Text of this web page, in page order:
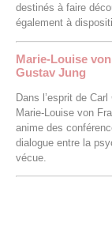
destinés à faire
également à
Marie-Louise
Gustav Jung
Dans l’esprit de
Marie-Louise von
anime des
dialogue entre la
vécue.